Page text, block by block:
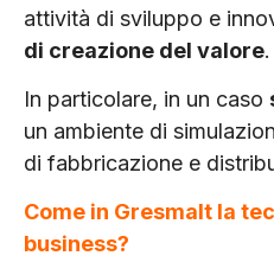
attività di sviluppo e
di creazione del valore.
In particolare, in un caso
un ambiente di
di fabbricazione e
Come in Gresmalt la
business?